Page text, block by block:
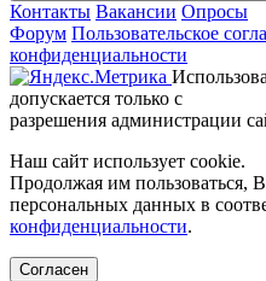
Контакты Вакансии Опросы
Форум Пользовательское
конфиденциальности
допускается только с
разрешения администрации
Наш сайт использует cookie.
Продолжая им пользоваться,
персональных данных в
конфиденциальности.
Согласен